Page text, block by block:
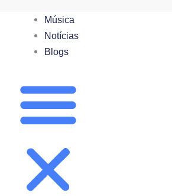
Música
Notícias
Blogs